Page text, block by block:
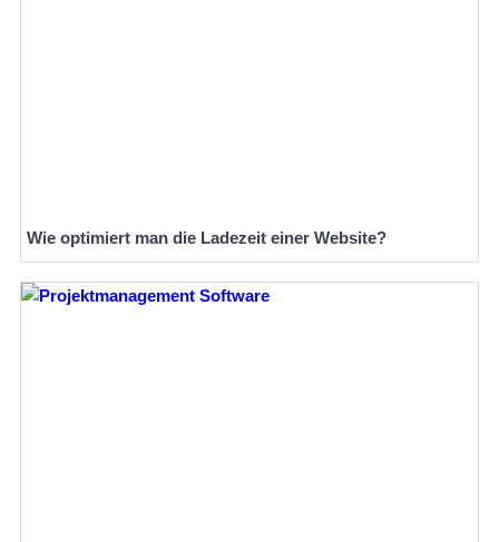
Wie optimiert man die Ladezeit einer Website?